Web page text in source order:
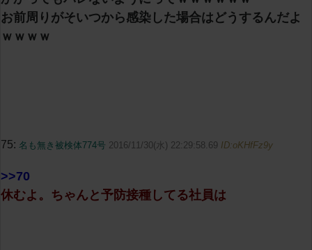
お前周りがそいつから感染した場合はどうするんだよ
ｗｗｗｗ
75: 名も無き被検体774号 2016/11/30(水) 22:29:58.69 ID:oKHfFz9y
>>70
休むよ。ちゃんと予防接種してる社員は